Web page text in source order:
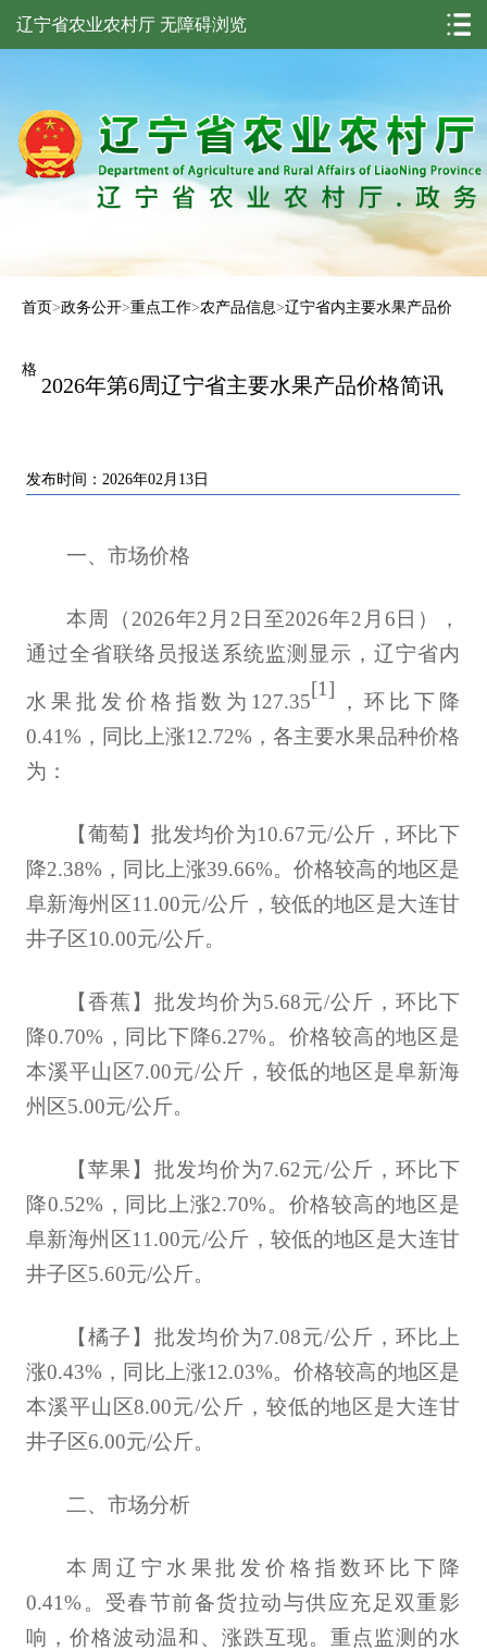
辽宁省农业农村厅 无障碍浏览
首页>政务公开>重点工作>农产品信息>辽宁省内主要水果产品价
格
2026年第6周辽宁省主要水果产品价格简讯
发布时间：2026年02月13日
一、市场价格
本周（ 2026年2 月 2 日至2026年2 月 6日），
通过全省联络员报送系统监测显示，辽宁省内
水果批发价格指数为 127.35
[1]
， 环比下降
0.41%，同比上涨12.72%，各主要水果品种价格
为：
【葡萄】批发均价为10.67元/公斤，环比下
降2.38%，同比上涨39.66%。价格较高的地区是
阜新海州区11.00元/公斤，较低的地区是大连甘
井子区10.00元/公斤。
【香蕉】批发均价为5.68元/公斤，环比下
降0.70%，同比下降6.27%。价格较高的地区是
本溪平山区7.00元/公斤，较低的地区是阜新海
州区5.00元/公斤。
【苹果】批发均价为7.62元/公斤，环比下
降0.52%，同比上涨2.70%。价格较高的地区是
阜新海州区11.00元/公斤，较低的地区是大连甘
井子区5.60元/公斤。
【橘子】批发均价为7.08元/公斤，环比上
涨0.43%，同比上涨12.03%。价格较高的地区是
本溪平山区8.00元/公斤，较低的地区是大连甘
井子区6.00元/公斤。
二、市场分析
本周辽宁水果批发价格指数环比下降
0.41%。受春节前备货拉动与供应充足双重影
响，价格波动温和、涨跌互现。重点监测的水